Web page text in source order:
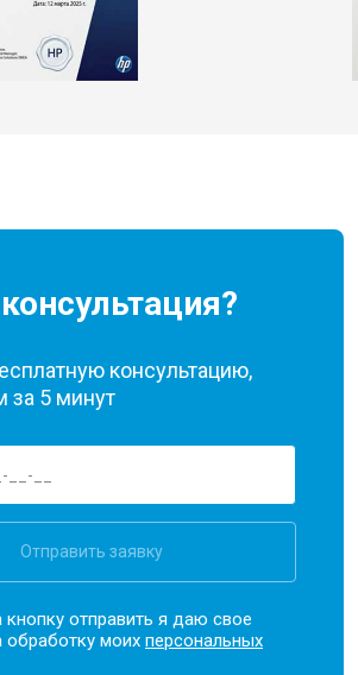
консультацию,
за 5 минут
Отправить заявку
отправить я даю свое
обработку моихперсональных